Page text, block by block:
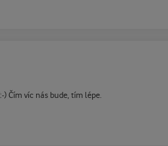
Čím víc nás bude, tím lépe.